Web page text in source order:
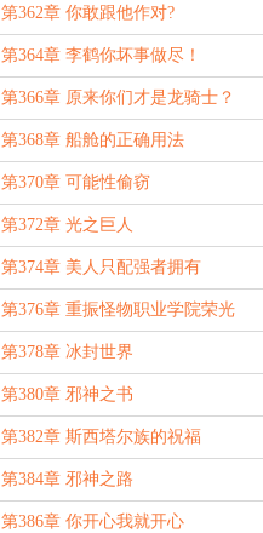
第362章 你敢跟他作对?
第364章 李鹤你坏事做尽！
第366章 原来你们才是龙骑士？
第368章 船舱的正确用法
第370章 可能性偷窃
第372章 光之巨人
第374章 美人只配强者拥有
第376章 重振怪物职业学院荣光
第378章 冰封世界
第380章 邪神之书
第382章 斯西塔尔族的祝福
第384章 邪神之路
第386章 你开心我就开心